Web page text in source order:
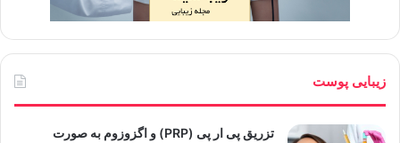
زیبایی پوست
تزریق پی ار پی (PRP) و اگزوزوم به صورت